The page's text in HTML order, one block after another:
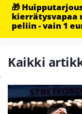
🎁
kierrätysvapaa
peliin - vain 1
Kaikki